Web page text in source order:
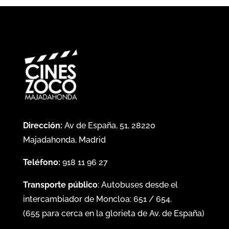
Dirección: Av de España, 51, 28220
Majadahonda, Madrid
Teléfono: 918 11 96 27
Transporte público: Autobuses desde el
intercambiador de Moncloa: 651/ 654.
(655para cerca en la glorieta de Av. de España)